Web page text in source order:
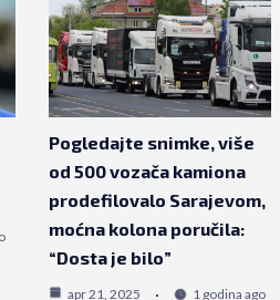
Pogledajte snimke, više
od 500 vozača kamiona
prodefilovalo Sarajevom,
moćna kolona poručila:
“Dosta je bilo”
apr 21, 2025 1 godina ago